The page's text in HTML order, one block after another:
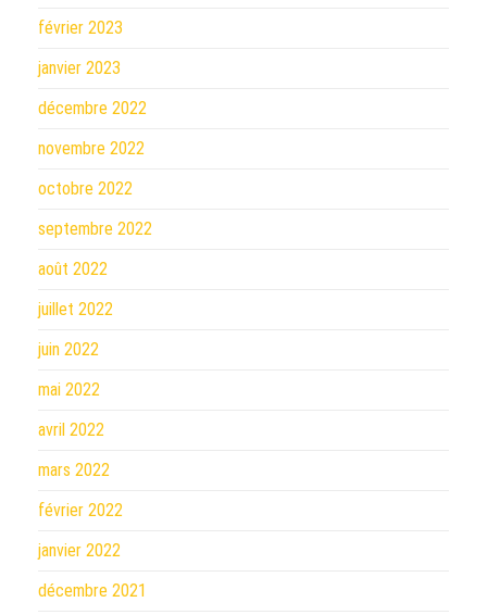
février 2023
janvier 2023
décembre 2022
novembre 2022
octobre 2022
septembre 2022
août 2022
juillet 2022
juin 2022
mai 2022
avril 2022
mars 2022
février 2022
janvier 2022
décembre 2021